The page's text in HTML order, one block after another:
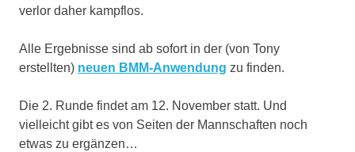
verlor daher kampflos.
Alle Ergebnisse sind ab sofort in der (von Tony
erstellten) neuen BMM-Anwendung zu finden.
Die 2. Runde findet am 12. November statt. Und
vielleicht gibt es von Seiten der Mannschaften noch
etwas zu ergänzen…